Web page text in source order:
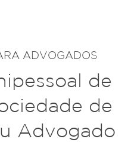
ADVOGADOS
de
de
Advogado